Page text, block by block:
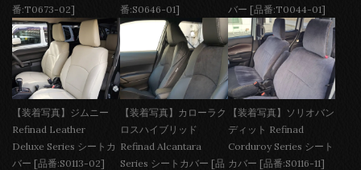
番:T0673-02]
番:S0646-01]
バー [品番:T0044-01]
【装着写真】ジムニー
Refinad Leather
Deluxe Series シートカ
バー [品番:S0113-02]
【装着写真】カローラク
ロスハイブリッド
Refinad Alcantara
Series シートカバー [品
【装着写真】ソリオバン
ディット Refinad
Corduroy Series シート
カバー [品番:S0116-11]